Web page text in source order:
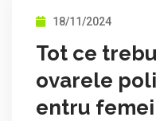
18/11/2024
Tot ce
ovarele
entru femei